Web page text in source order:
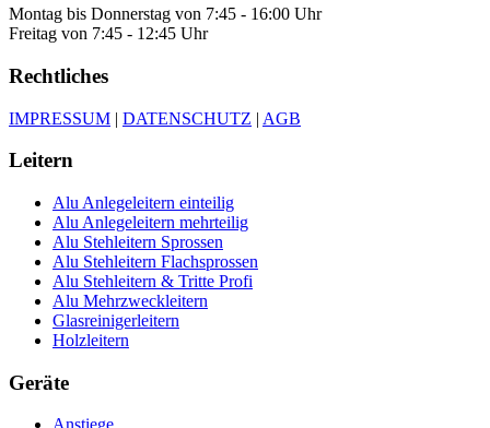
Montag bis Donnerstag von 7:45 - 16:00 Uhr
Freitag von 7:45 - 12:45 Uhr
Rechtliches
IMPRESSUM | DATENSCHUTZ | AGB
Leitern
Alu Anlegeleitern einteilig
Alu Anlegeleitern mehrteilig
Alu Stehleitern Sprossen
Alu Stehleitern Flachsprossen
Alu Stehleitern & Tritte Profi
Alu Mehrzweckleitern
Glasreinigerleitern
Holzleitern
Geräte